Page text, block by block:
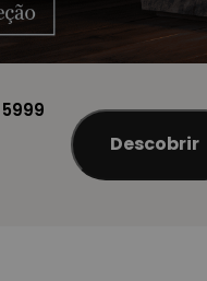
5999
Descobrir